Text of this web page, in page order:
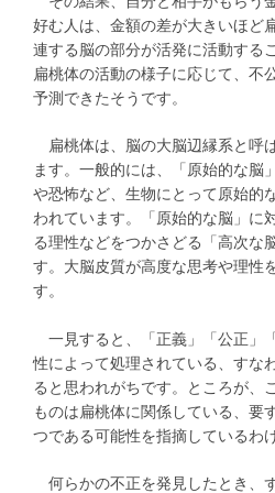
好む人は、金額の差が大きいほど
連する脳の部分が活発に活動する
扁桃体の活動の様子に応じて、不
予測できたそうです。
扁桃体は、脳の大脳辺縁系と呼
ます。一般的には、「原始的な脳
や恐怖など、生物にとって原始的
われています。「原始的な脳」に
る理性などをつかさどる「高次な
す。大脳皮質が高度な思考や理性
す。
一見すると、「正義」「公正」
性によって処理されている、すな
ると思われがちです。ところが、
ものは扁桃体に関係している、要
つである可能性を指摘しているわ
何らかの不正を発見したとき、